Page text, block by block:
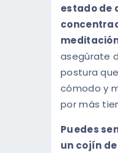
estado de
asegúrate
postura
cómodo y
por más
Puedes
un cojín